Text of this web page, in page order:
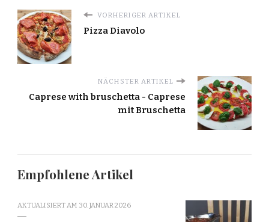
VORHERIGER ARTIKEL
Pizza Diavolo
NÄCHSTER ARTIKEL
Caprese with bruschetta - Caprese
mit Bruschetta
Empfohlene Artikel
AKTUALISIERT AM 30. JANUAR 2026